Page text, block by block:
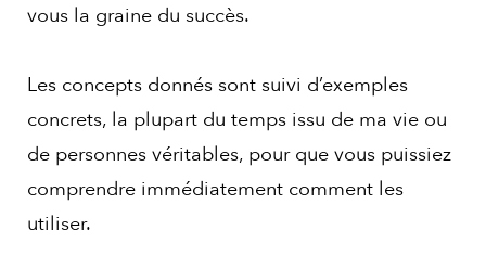
vous la graine du succès.
Les concepts donnés sont suivi d’exemples
concrets, la plupart du temps issu de ma vie ou
de personnes véritables, pour que vous puissiez
comprendre immédiatement comment les
utiliser.